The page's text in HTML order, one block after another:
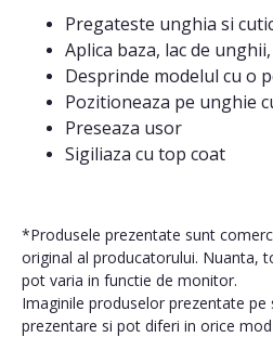
Pregateste unghia si
Aplica baza, lac de
Desprinde modelul cu o
Pozitioneaza pe unghie
Preseaza usor
Sigiliaza cu top coat
*Produsele prezentate sunt
original al producatorului. Nuanta,
pot varia in functie de monitor.
Imaginile produselor prezentate pe
prezentare si pot diferi in orice